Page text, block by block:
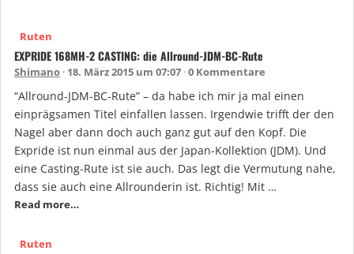
Ruten
EXPRIDE 168MH-2 CASTING: die Allround-JDM-BC-Rute
Shimano 18. März 2015 um 07:07 0 Kommentare
“Allround-JDM-BC-Rute” – da habe ich mir ja mal einen
einprägsamen Titel einfallen lassen. Irgendwie trifft der den
Nagel aber dann doch auch ganz gut auf den Kopf. Die
Expride ist nun einmal aus der Japan-Kollektion (JDM). Und
eine Casting-Rute ist sie auch. Das legt die Vermutung nahe,
dass sie auch eine Allrounderin ist. Richtig! Mit …
Read more…
Ruten